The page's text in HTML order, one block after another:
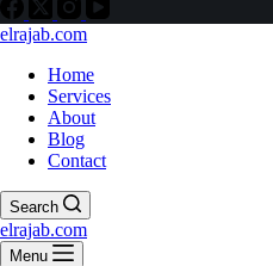
elrajab.com
Home
Services
About
Blog
Contact
Search
elrajab.com
Menu